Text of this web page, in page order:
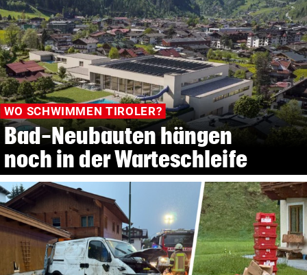
WO SCHWIMMEN TIROLER?
Bad-Neubauten hängen
noch in der Warteschleife